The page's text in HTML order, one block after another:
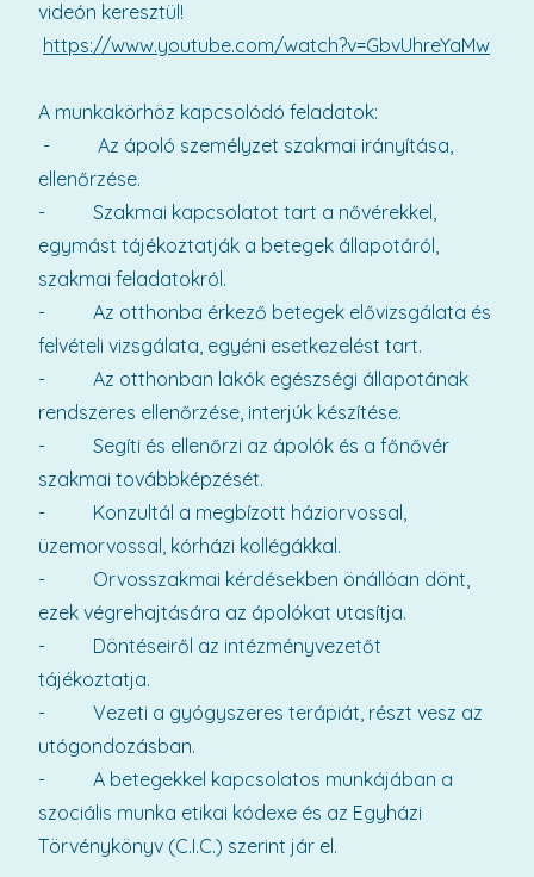
videón keresztül!
https://www.youtube.com/watch?v=GbvUhreYaMw
A munkakörhöz kapcsolódó feladatok:
- Az ápoló személyzet szakmai irányítása,
ellenőrzése.
- Szakmai kapcsolatot tart a nővérekkel,
egymást tájékoztatják a betegek állapotáról,
szakmai feladatokról.
- Az otthonba érkező betegek elővizsgálata és
felvételi vizsgálata, egyéni esetkezelést tart.
- Az otthonban lakók egészségi állapotának
rendszeres ellenőrzése, interjúk készítése.
- Segíti és ellenőrzi az ápolók és a főnővér
szakmai továbbképzését.
- Konzultál a megbízott háziorvossal,
üzemorvossal, kórházi kollégákkal.
- Orvosszakmai kérdésekben önállóan dönt,
ezek végrehajtására az ápolókat utasítja.
- Döntéseiről az intézményvezetőt
tájékoztatja.
- Vezeti a gyógyszeres terápiát, részt vesz az
utógondozásban.
- A betegekkel kapcsolatos munkájában a
szociális munka etikai kódexe és az Egyházi
Törvénykönyv (C.I.C.) szerint jár el.